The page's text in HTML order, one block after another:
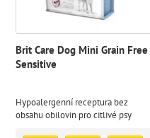
Brit Care Dog Mini Grain Free
Sensitive
Hypoalergenní receptura bez
obsahu obilovin pro citlivé psy